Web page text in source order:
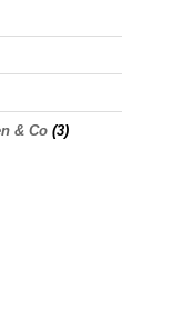
& Co (3)